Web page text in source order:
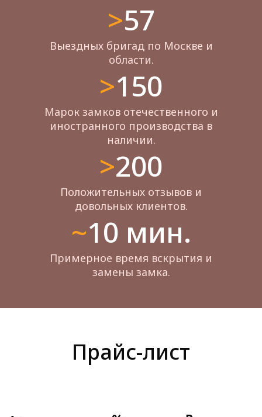
>57
Выездных бригад по Москве и
области.
>150
Марок замков отечественного и
иностранного производства в
наличии.
>200
Положительных отзывов и
довольных клиентов.
~10 мин.
Примерное время вскрытия и
замены замка.
Прайс-лист